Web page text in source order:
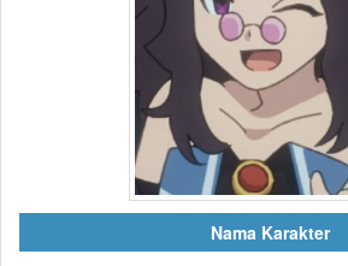
Nama Karakter